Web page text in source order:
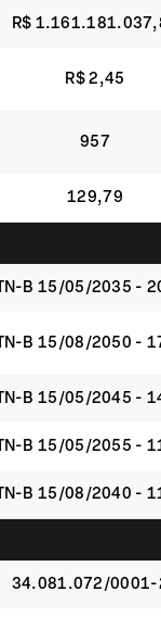
R$
R$ 2,45
957
129,79
B 15/05/2035 -
B 15/08/2050 -
B 15/05/2045 -
B 15/05/2055 -
B 15/08/2040 -
34.081.072/0001-